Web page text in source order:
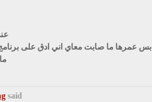
بس عمرها ما صابت معاي اني ادق على
said...